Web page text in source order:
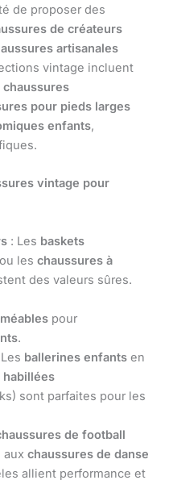
de proposer des
de créateurs
artisanales
vintage incluent
chaussures
pour pieds larges
enfants,
vintage pour
: Les baskets
les chaussures à
des valeurs sûres.
pour
.
ballerines enfants en
habillées
sont parfaites pour les
de football
aux chaussures de danse
allient performance et